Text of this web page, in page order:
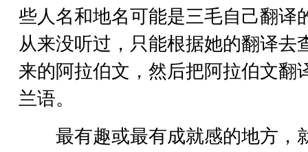
些人名和地名可能是三毛自己翻译
从来没听过，只能根据她的翻译去
来的阿拉伯文，然后把阿拉伯文翻
兰语。
最有趣或最有成就感的地方，